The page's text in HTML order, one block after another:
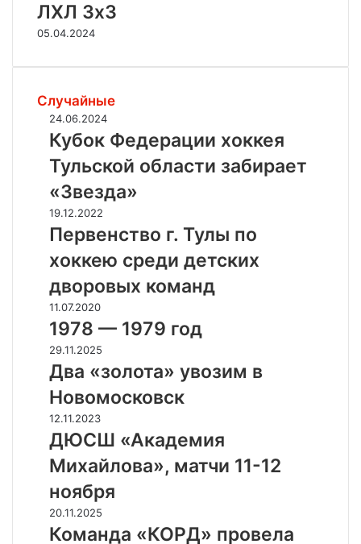
ЛХЛ 3х3
05.04.2024
Случайные
К
у
к
е
е
р
а
ц
и
и
х
о
к
к
е
я
Т
у
л
ь
с
24.06.2024
Кубок Федерации хоккея
Тульской области забирает
«Звезда»
П
е
в
е
н
с
в
о
г
Т
у
л
ы
о
х
о
19.12.2022
Первенство г. Тулы по
хоккею среди детских
дворовых команд
1
9
8
—
1
7
9
г
о
д
11.07.2020
1978 — 1979 год
Д
в
а
«
з
о
л
о
т
а
»
у
29.11.2025
Два «золота» увозим в
Новомосковск
Д
Ю
С
Ш
«
к
а
12.11.2023
ДЮСШ «Академия
Михайлова», матчи 11-12
ноября
К
о
20.11.2025
Команда «КОРД» провела